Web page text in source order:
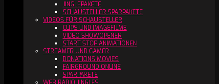
JINGLEPAKETE
SCHAUSTELLER SPARPAKETE
VIDEOS FÜR SCHAUSTELLER
CLIPS UND IMAGEFILME
VIDEO SHOWOPENER
START STOP ANIMATIONEN
STREAMER UND GAMER
DONATIONS MOVIES
FAIRGROUND ONLINE
SPARPAKETE